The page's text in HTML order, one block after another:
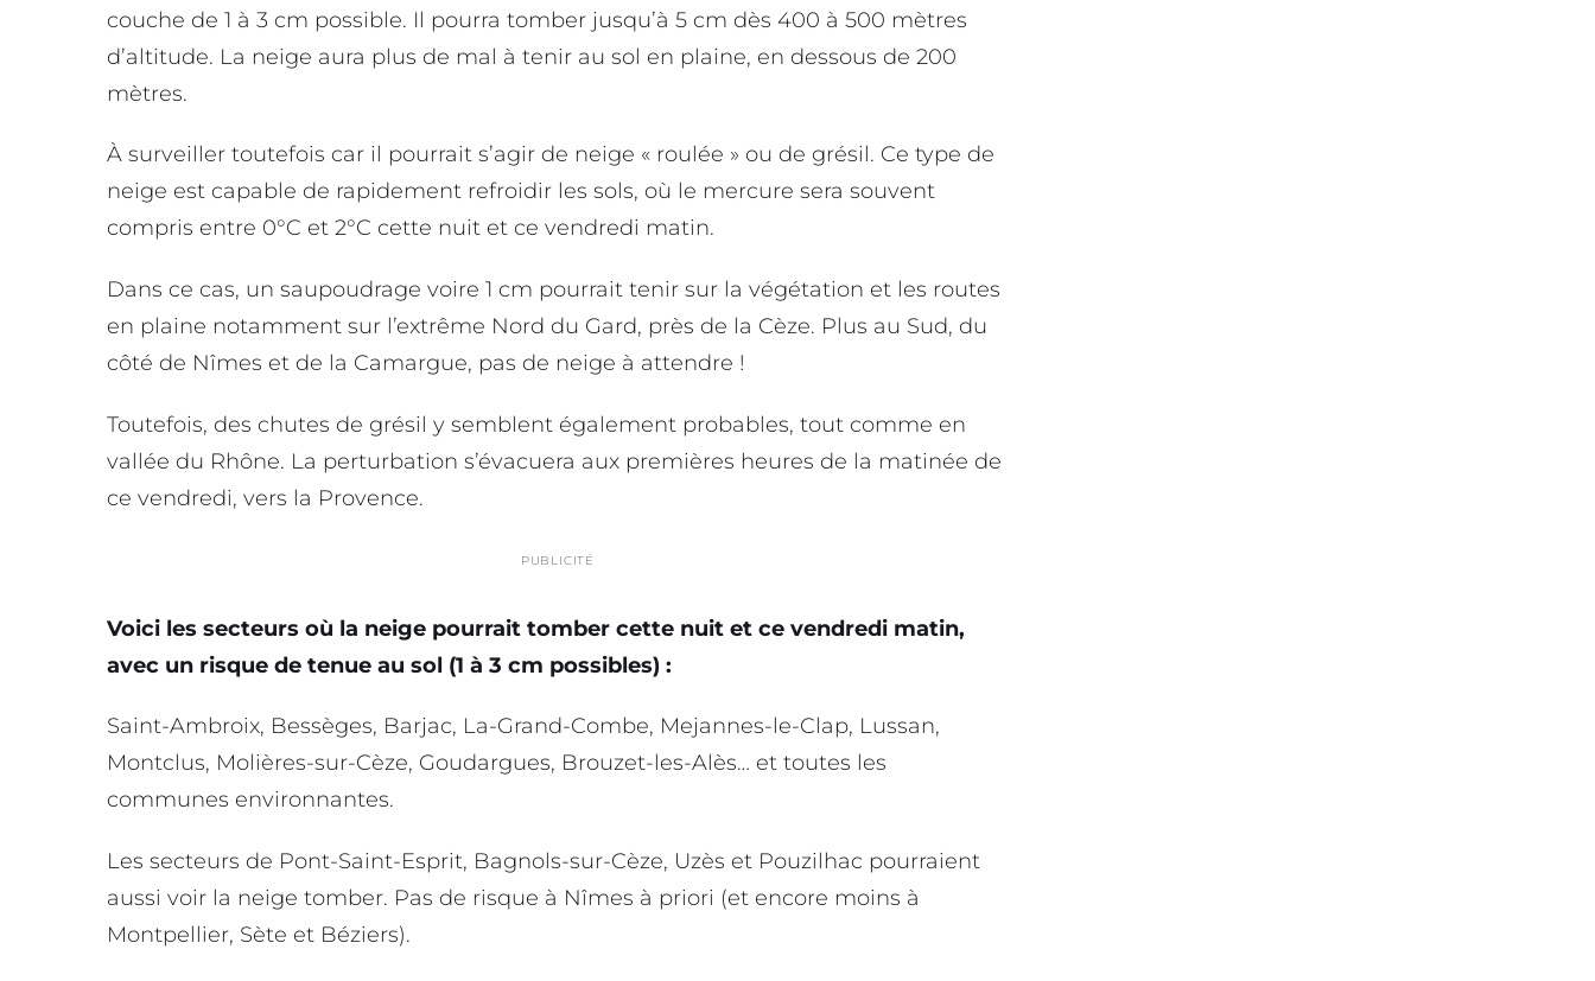
couche de 1 à 3 cm possible. Il pourra tomber jusqu’à 5 cm dès 400 à 500 mètres
d’altitude. La neige aura plus de mal à tenir au sol en plaine, en dessous de 200
mètres.
À surveiller toutefois car il pourrait s’agir de neige « roulée » ou de grésil. Ce type de
neige est capable de rapidement refroidir les sols, où le mercure sera souvent
compris entre 0°C et 2°C cette nuit et ce vendredi matin.
Dans ce cas, un saupoudrage voire 1 cm pourrait tenir sur la végétation et les routes
en plaine notamment sur l’extrême Nord du Gard, près de la Cèze. Plus au Sud, du
côté de Nîmes et de la Camargue, pas de neige à attendre !
Toutefois, des chutes de grésil y semblent également probables, tout comme en
vallée du Rhône. La perturbation s’évacuera aux premières heures de la matinée de
ce vendredi, vers la Provence.
PUBLICITÉ
Voici les secteurs où la neige pourrait tomber cette nuit et ce vendredi matin,
avec un risque de tenue au sol (1 à 3 cm possibles) :
Saint-Ambroix, Bessèges, Barjac, La-Grand-Combe, Mejannes-le-Clap, Lussan,
Montclus, Molières-sur-Cèze, Goudargues, Brouzet-les-Alès… et toutes les
communes environnantes.
Les secteurs de Pont-Saint-Esprit, Bagnols-sur-Cèze, Uzès et Pouzilhac pourraient
aussi voir la neige tomber. Pas de risque à Nîmes à priori (et encore moins à
Montpellier, Sète et Béziers).